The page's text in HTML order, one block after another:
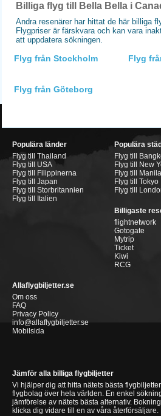
Billiga flyg till Bella Bella i
Andra resenärer har hittat de här billiga
Flygpriser är färskvara och kan vara
att uppdatera sökningen.
Flyg från Stockholm Flyg
Flyg från Göteborg
Populära länder
Flyg till Thailand
Flyg till USA
Flyg till Filippinerna
Flyg till Japan
Flyg till Storbritannien
Flyg till Italien
Populära
Flyg till
Flyg till New
Flyg till Manila
Flyg till Tokyo
Flyg till
Billigaste
flightnetwork
Gotogate
Mytrip
Ticket
Kiwi
RCG
Allaflygbiljetter.se
Om oss
FAQ
Privacy Policy
info@allaflygbiljetter.se
Mobilsida
Jämför alla billiga flygbiljetter
Vi hjälper dig att hitta nätets bästa
flygbolag över hela världen. En enkel
jämförelse av nätets bästa alternativ.
klicka dig vidare till en av våra återförsäljare.